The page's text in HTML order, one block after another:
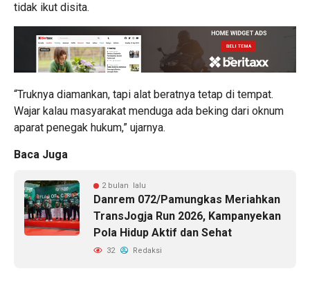
tidak ikut disita.
“Truknya diamankan, tapi alat beratnya tetap di tempat.
Wajar kalau masyarakat menduga ada beking dari oknum
aparat penegak hukum,” ujarnya.
Baca Juga
2 bulan lalu
Danrem 072/Pamungkas Meriahkan
TransJogja Run 2026, Kampanyekan
Pola Hidup Aktif dan Sehat
32 Redaksi